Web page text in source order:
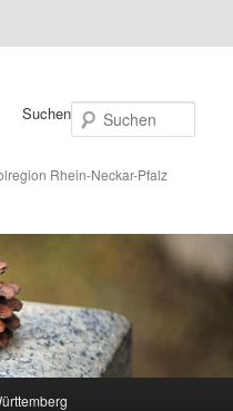
Rhein-Neckar-Pfalz
Suchen